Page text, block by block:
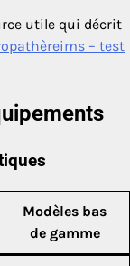
utile qui décrit
– test
Modèles bas
de gamme